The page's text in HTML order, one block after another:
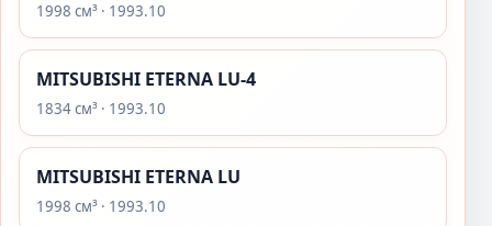
1998 см³ · 1993.10
MITSUBISHI ETERNA LU-4
1834 см³ · 1993.10
MITSUBISHI ETERNA LU
1998 см³ · 1993.10